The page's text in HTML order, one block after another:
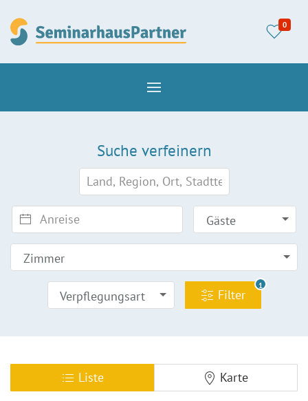
0
Suche verfeinern
Gäste
Zimmer
Verpflegungsart Filter
1
Liste Karte